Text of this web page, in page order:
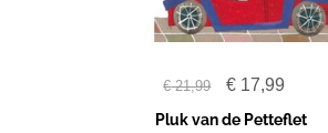
€21,99 € 17,99
Pluk van de Petteflet